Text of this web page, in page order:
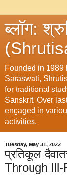
ब्लॉग:
Founded in 1989
Saraswati,
for traditional
Sanskrit. Over
engaged in
activities.
Tuesday, May 31, 2022
प्रतिकूल
Through Ill-